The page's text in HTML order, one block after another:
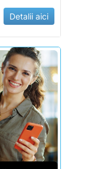
Detalii aici